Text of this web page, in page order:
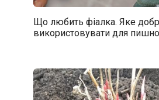
Що любить фіалка. Яке
використовувати для